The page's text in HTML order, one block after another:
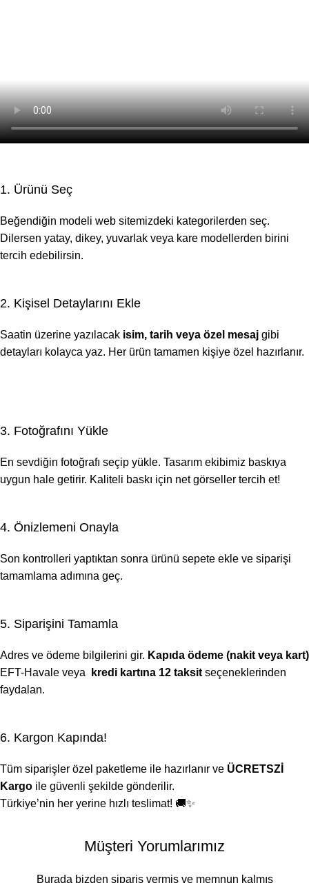
1. Ürünü Seç
Beğendiğin modeli web sitemizdeki kategorilerden seç.
Dilersen yatay, dikey, yuvarlak veya kare modellerden birini
tercih edebilirsin.
2. Kişisel Detaylarını Ekle
Saatin üzerine yazılacak isim, tarih veya özel mesaj gibi
detayları kolayca yaz. Her ürün tamamen kişiye özel hazırlanır.
3. Fotoğrafını Yükle
En sevdiğin fotoğrafı seçip yükle. Tasarım ekibimiz baskıya
uygun hale getirir. Kaliteli baskı için net görseller tercih et!
4. Önizlemeni Onayla
Son kontrolleri yaptıktan sonra ürünü sepete ekle ve siparişi
tamamlama adımına geç.
5. Siparişini Tamamla
Adres ve ödeme bilgilerini gir. Kapıda ödeme (nakit veya kart)
EFT-Havale veya
kredi kartına 12 taksit seçeneklerinden
faydalan.
6. Kargon Kapında!
Tüm siparişler özel paketleme ile hazırlanır ve ÜCRETSZİ
Kargo ile güvenli şekilde gönderilir.
Türkiye’nin her yerine hızlı teslimat! 🚚✨
Müşteri Yorumlarımız
Burada bizden sipariş vermiş ve memnun kalmış